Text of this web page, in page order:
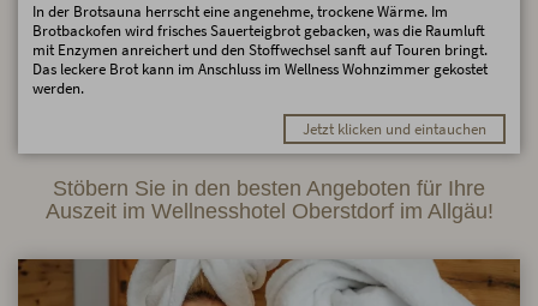
In der Brotsauna herrscht eine angenehme, trockene Wärme. Im
Brotbackofen wird frisches Sauerteigbrot gebacken, was die Raumluft
mit Enzymen anreichert und den Stoffwechsel sanft auf Touren bringt.
Das leckere Brot kann im Anschluss im Wellness Wohnzimmer gekostet
werden.
Jetzt klicken und eintauchen
Stöbern Sie in den besten Angeboten für Ihre
Auszeit im Wellnesshotel Oberstdorf im Allgäu!